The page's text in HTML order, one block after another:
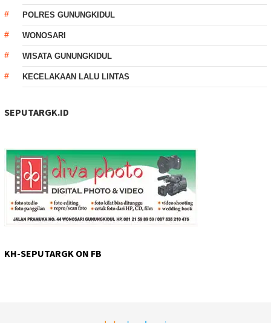
POLRES GUNUNGKIDUL
WONOSARI
WISATA GUNUNGKIDUL
KECELAKAAN LALU LINTAS
SEPUTARGK.ID
KH-SEPUTARGK ON FB